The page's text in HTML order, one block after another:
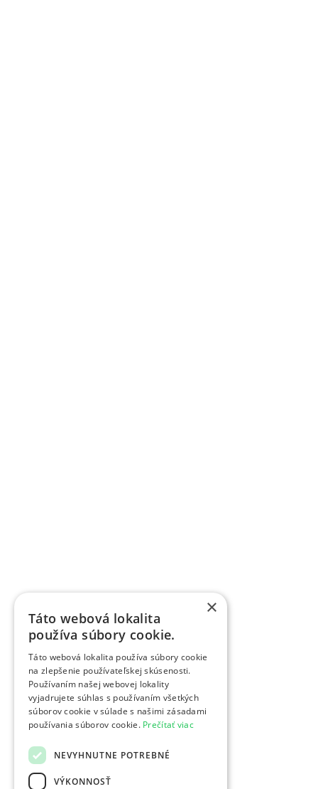
×
Táto webová lokalita
používa súbory cookie.
Táto webová lokalita používa súbory cookie
na zlepšenie používateľskej skúsenosti.
Používaním našej webovej lokality
vyjadrujete súhlas s používaním všetkých
súborov cookie v súlade s našimi zásadami
používania súborov cookie. Prečítať viac
NEVYHNUTNE POTREBNÉ
VÝKONNOSŤ